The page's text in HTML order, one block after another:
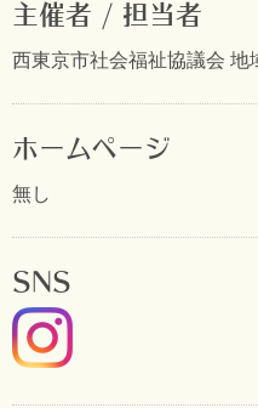
主催者 / 担当者
西東京市社会福祉協議会
ホームページ
無し
SNS